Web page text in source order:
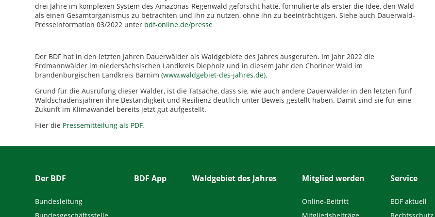
drei Jahre im komplexen System des Amazonas-Regenwald geforscht hatte, formulierte als erster die Idee, den Wald
als einen Gesamtorganismus zu betrachten und ihn zu nutzen, ohne ihn zu beeinträchtigen. Siehe auch Dauerwald-
Presseinformation 03/2022 unter bdf-online.de/presse
Der BDF hat in den letzten Jahren Dauerwälder als Waldgebiete des Jahres ausgerufen. Im Jahr 2022 die
Erdmannwälder im niedersächsischen Landkreis Diepholz und in diesem Jahr den Choriner Wald im
brandenburgischen Landkreis Barnim (www.waldgebiet-des-jahres.de).
Grund für die Ausrufung dieser Wälder, ist die Tatsache, dass sie, wie auch andere Dauerwälder in den letzten fünf
Waldschadensjahren ihre Beständigkeit und Resilienz deutlich unter Beweis gestellt haben. Damit sind sie für eine
Zukunft im Klimawandel bereits jetzt gut aufgestellt.
Hier die Pressemitteilung als PDF.
Der BDF
Bundesleitung
BDF App Waldgebiet des Jahres Mitglied werden
Online-Beitritt
Service
BDF aktuell